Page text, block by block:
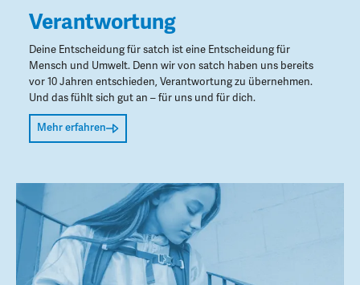
Verantwortung
Deine Entscheidung für satch ist eine Entscheidung für
Mensch und Umwelt. Denn wir von satch haben uns bereits
vor 10 Jahren entschieden, Verantwortung zu übernehmen.
Und das fühlt sich gut an – für uns und für dich.
Mehr erfahren